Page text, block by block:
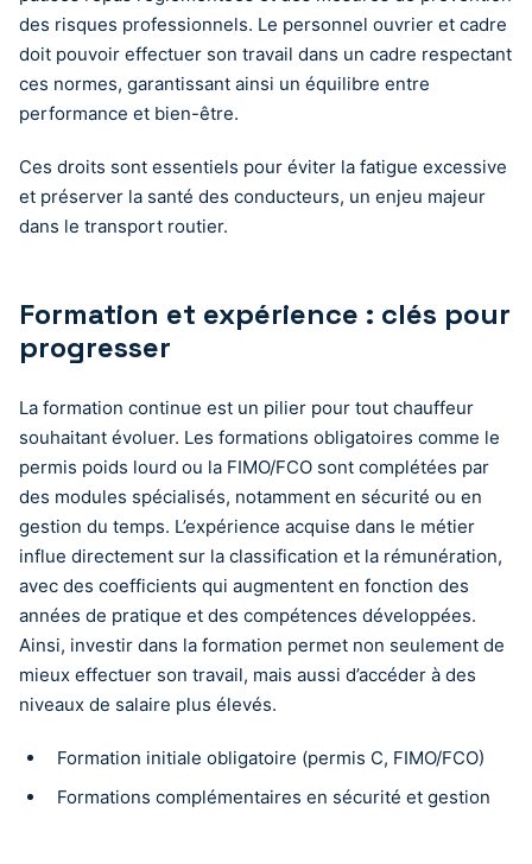
des risques professionnels. Le personnel ouvrier et cadre
doit pouvoir effectuer son travail dans un cadre respectant
ces normes, garantissant ainsi un équilibre entre
performance et bien-être.
Ces droits sont essentiels pour éviter la fatigue excessive
et préserver la santé des conducteurs, un enjeu majeur
dans le transport routier.
Formation et expérience : clés pour
progresser
La formation continue est un pilier pour tout chauffeur
souhaitant évoluer. Les formations obligatoires comme le
permis poids lourd ou la FIMO/FCO sont complétées par
des modules spécialisés, notamment en sécurité ou en
gestion du temps. L’expérience acquise dans le métier
influe directement sur la classification et la rémunération,
avec des coefficients qui augmentent en fonction des
années de pratique et des compétences développées.
Ainsi, investir dans la formation permet non seulement de
mieux effectuer son travail, mais aussi d’accéder à des
niveaux de salaire plus élevés.
Formation initiale obligatoire (permis C, FIMO/FCO)
Formations complémentaires en sécurité et gestion